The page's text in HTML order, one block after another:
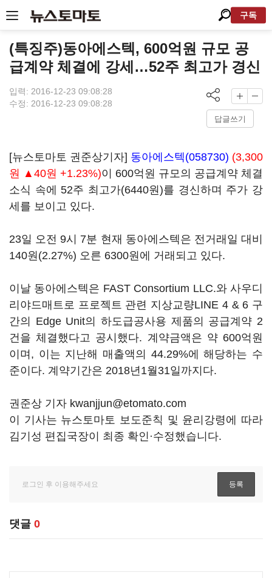
구독
(특징주)동아에스텍, 600억원 규모 공
급계약 체결에 강세…52주 최고가 경신
입력: 2016-12-23 09:08:28
수정: 2016-12-23 09:08:28
답글쓰기
[뉴스토마토 권준상기자] 동아에스텍(058730) (3,300
원 ▲40원 +1.23%)이 600억원 규모의 공급계약 체결
소식 속에 52주 최고가(6440원)를 경신하며 주가 강
세를 보이고 있다.
23일 오전 9시 7분 현재 동아에스텍은 전거래일 대비
140원(2.27%) 오른 6300원에 거래되고 있다.
이날 동아에스텍은 FAST Consortium LLC.와 사우디
리야드매트로 프로젝트 관련 지상교량LINE 4 & 6 구
간의 Edge Unit의 하도급공사용 제품의 공급계약 2
건을 체결했다고 공시했다. 계약금액은 약 600억원
이며, 이는 지난해 매출액의 44.29%에 해당하는 수
준이다. 계약기간은 2018년1월31일까지다.
권준상 기자 kwanjjun@etomato.com
이 기사는 뉴스토마토 보도준칙 및 윤리강령에 따라
김기성 편집국장이 최종 확인·수정했습니다.
댓글 0